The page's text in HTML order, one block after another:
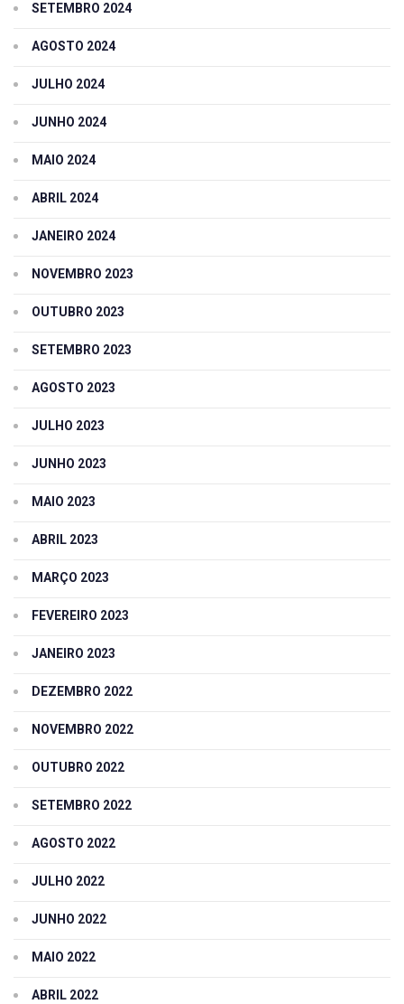
SETEMBRO 2024
AGOSTO 2024
JULHO 2024
JUNHO 2024
MAIO 2024
ABRIL 2024
JANEIRO 2024
NOVEMBRO 2023
OUTUBRO 2023
SETEMBRO 2023
AGOSTO 2023
JULHO 2023
JUNHO 2023
MAIO 2023
ABRIL 2023
MARÇO 2023
FEVEREIRO 2023
JANEIRO 2023
DEZEMBRO 2022
NOVEMBRO 2022
OUTUBRO 2022
SETEMBRO 2022
AGOSTO 2022
JULHO 2022
JUNHO 2022
MAIO 2022
ABRIL 2022